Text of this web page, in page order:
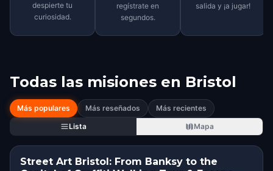
despierte tu
curiosidad.
regístrate en
segundos.
salida y ¡a jugar!
Todas las misiones en Bristol
Más populares Más reseñados
Más recientes
Lista
Mapa
Street Art Bristol: From Banksy to the